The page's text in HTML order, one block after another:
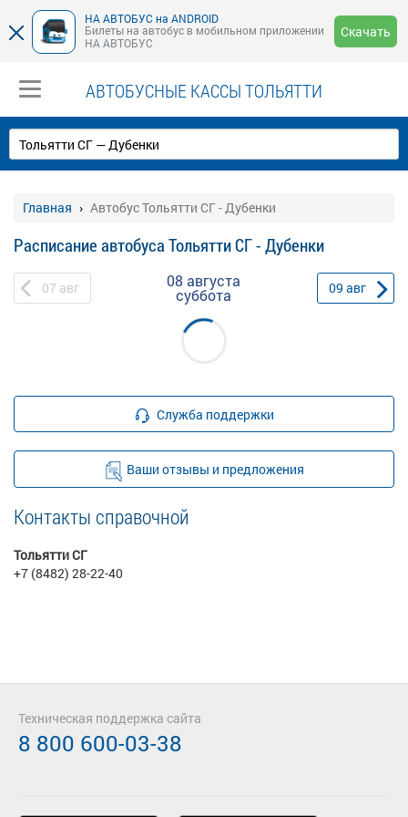
НА АВТОБУС на ANDROID
Билеты на автобус в мобильном приложении
НА АВТОБУС
Скачать
АВТОБУСНЫЕ КАССЫ ТОЛЬЯТТИ
Главная Автобус Тольятти СГ - Дубенки
Расписание автобуса Тольятти СГ - Дубенки
07 авг 08 августа
суббота 09 авг
Служба поддержки
Ваши отзывы и предложения
Контакты справочной
Тольятти СГ
+7 (8482) 28-22-40
Техническая поддержка сайта
8 800 600-03-38